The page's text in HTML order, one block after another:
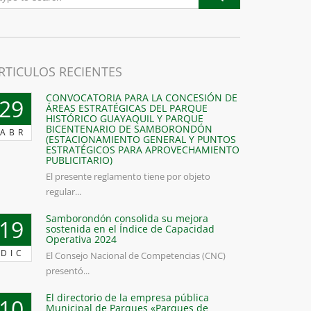
RECIENTES
ABR
CONVOCATORIA PARA LA CONCESIÓN DE
ÁREAS ESTRATÉGICAS DEL PARQUE
HISTÓRICO GUAYAQUIL Y PARQUE
BICENTENARIO DE SAMBORONDÓN
(ESTACIONAMIENTO GENERAL Y PUNTOS
ESTRATÉGICOS PARA APROVECHAMIENTO
PUBLICITARIO)
El presente reglamento tiene por objeto
regular...
DIC
Samborondón consolida su mejora
sostenida en el Índice de Capacidad
Operativa 2024
El Consejo Nacional de Competencias (CNC)
presentó...
El directorio de la empresa pública
Municipal de Parques «Parques de